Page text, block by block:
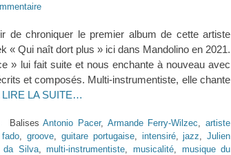
de chroniquer le premier album de cette artiste
« Qui naît dort plus » ici dans Mandolino en 2021.
» lui fait suite et nous enchante à nouveau avec
et composés. Multi-instrumentiste, elle chante
LIRE LA SUITE…
BalisesAntonio Pacer, Armande Ferry-Wilzec,artiste
fado,groove, guitare portugaise, intensiré,jazz,Julien
da Silva,multi-instrumentiste, musicalité, musique du